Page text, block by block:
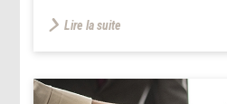
Lire la suite